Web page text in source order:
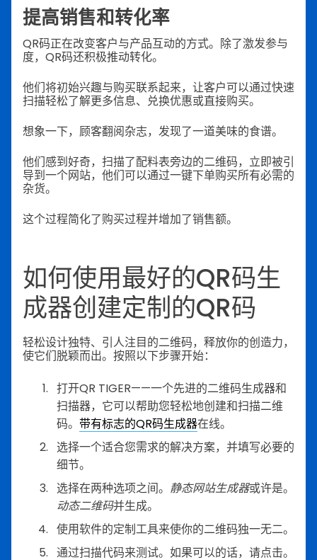
提高销售和转化率
QR码正在改变客户与产品互动的方式。除了激发参与
度，QR码还积极推动转化。
他们将初始兴趣与购买联系起来，让客户可以通过快速
扫描轻松了解更多信息、兑换优惠或直接购买。
想象一下，顾客翻阅杂志，发现了一道美味的食谱。
他们感到好奇，扫描了配料表旁边的二维码，立即被引
导到一个网站，他们可以通过一键下单购买所有必需的
杂货。
这个过程简化了购买过程并增加了销售额。
如何使用最好的QR码生
成器创建定制的QR码
轻松设计独特、引人注目的二维码，释放你的创造力，
使它们脱颖而出。按照以下步骤开始：
打开QR TIGER——一个先进的二维码生成器和
扫描器，它可以帮助您轻松地创建和扫描二维
码。 带有标志的QR码生成器在线。
选择一个适合您需求的解决方案，并填写必要的
细节。
选择在两种选项之间。 静态网站生成器或许是。
动态二维码并生成。
使用软件的定制工具来使你的二维码独一无二。
通过扫描代码来测试。如果可以的话，请点击。